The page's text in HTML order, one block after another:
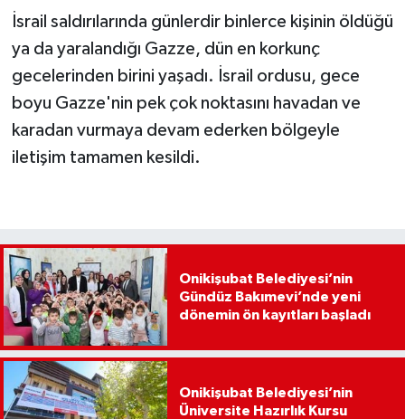
İsrail saldırılarında günlerdir binlerce kişinin öldüğü
ya da yaralandığı Gazze, dün en korkunç
gecelerinden birini yaşadı. İsrail ordusu, gece
boyu Gazze'nin pek çok noktasını havadan ve
karadan vurmaya devam ederken bölgeyle
iletişim tamamen kesildi.
Onikişubat Belediyesi’nin
Gündüz Bakımevi’nde yeni
dönemin ön kayıtları başladı
Onikişubat Belediyesi’nin
Üniversite Hazırlık Kursu